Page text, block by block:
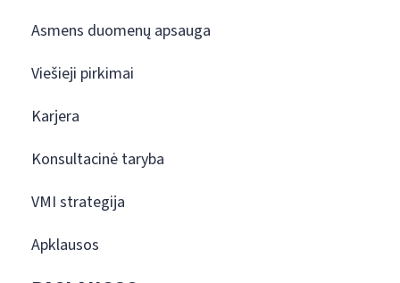
Asmens duomenų apsauga
Viešieji pirkimai
Karjera
Konsultacinė taryba
VMI strategija
Apklausos